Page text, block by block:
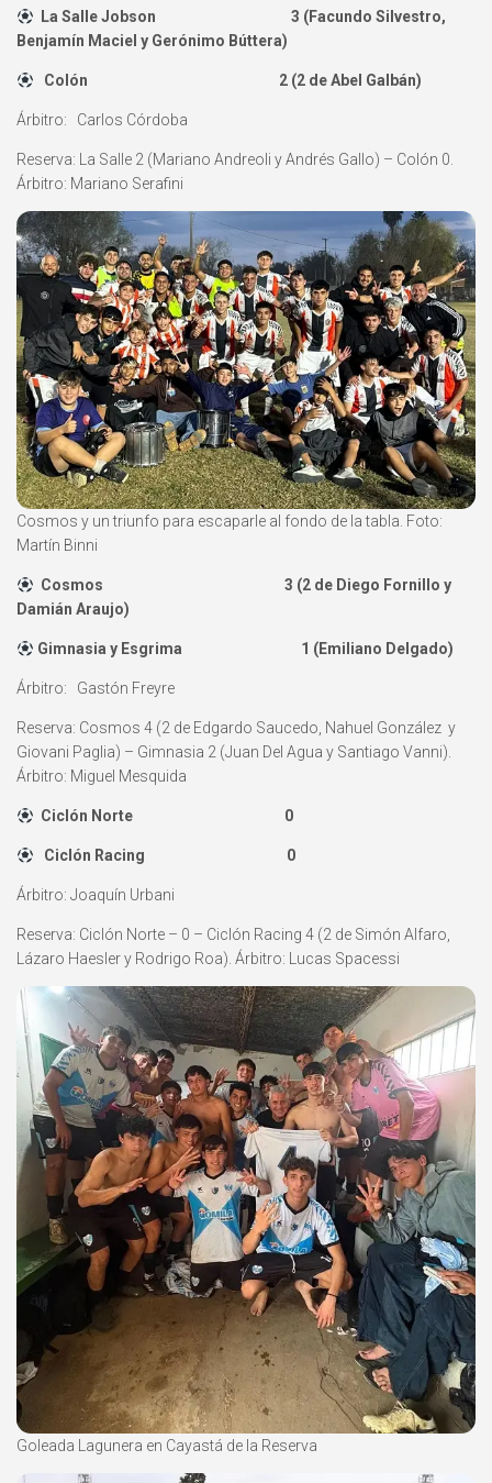
La Salle Jobson 3 (Facundo Silvestro,
Benjamín Maciel y Gerónimo Búttera)
Colón 2 (2 de Abel Galbán)
Árbitro: Carlos Córdoba
Reserva: La Salle 2 (Mariano Andreoli y Andrés Gallo) – Colón 0.
Árbitro: Mariano Serafini
Cosmos y un triunfo para escaparle al fondo de la tabla. Foto:
Martín Binni
Cosmos 3 (2 de Diego Fornillo y
Damián Araujo)
Gimnasia y Esgrima 1 (Emiliano Delgado)
Árbitro: Gastón Freyre
Reserva: Cosmos 4 (2 de Edgardo Saucedo, Nahuel González y
Giovani Paglia) – Gimnasia 2 (Juan Del Agua y Santiago Vanni).
Árbitro: Miguel Mesquida
Ciclón Norte 0
Ciclón Racing 0
Árbitro: Joaquín Urbani
Reserva: Ciclón Norte – 0 – Ciclón Racing 4 (2 de Simón Alfaro,
Lázaro Haesler y Rodrigo Roa). Árbitro: Lucas Spacessi
Goleada Lagunera en Cayastá de la Reserva